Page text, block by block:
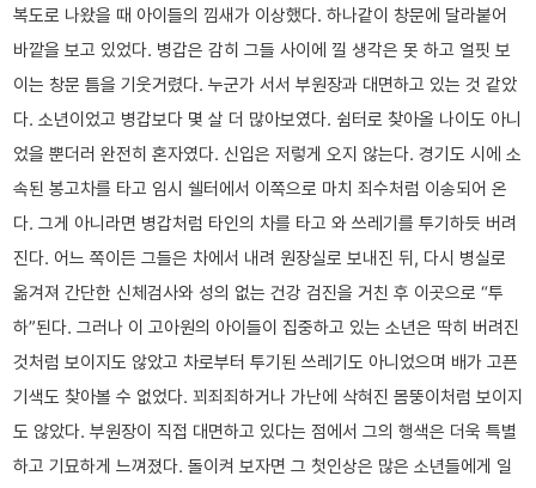
복도로 나왔을 때 아이들의 낌새가 이상했다. 하나같이 창문에 달라붙어
바깥을 보고 있었다. 병갑은 감히 그들 사이에 낄 생각은 못 하고 얼핏 보
이는 창문 틈을 기웃거렸다. 누군가 서서 부원장과 대면하고 있는 것 같았
다. 소년이었고 병갑보다 몇 살 더 많아보였다. 쉼터로 찾아올 나이도 아니
었을 뿐더러 완전히 혼자였다. 신입은 저렇게 오지 않는다. 경기도 시에 소
속된 봉고차를 타고 임시 쉘터에서 이쪽으로 마치 죄수처럼 이송되어 온
다. 그게 아니라면 병갑처럼 타인의 차를 타고 와 쓰레기를 투기하듯 버려
진다. 어느 쪽이든 그들은 차에서 내려 원장실로 보내진 뒤, 다시 병실로
옮겨져 간단한 신체검사와 성의 없는 건강 검진을 거친 후 이곳으로 “투
하”된다. 그러나 이 고아원의 아이들이 집중하고 있는 소년은 딱히 버려진
것처럼 보이지도 않았고 차로부터 투기된 쓰레기도 아니었으며 배가 고픈
기색도 찾아볼 수 없었다. 꾀죄죄하거나 가난에 삭혀진 몸뚱이처럼 보이지
도 않았다. 부원장이 직접 대면하고 있다는 점에서 그의 행색은 더욱 특별
하고 기묘하게 느껴졌다. 돌이켜 보자면 그 첫인상은 많은 소년들에게 일